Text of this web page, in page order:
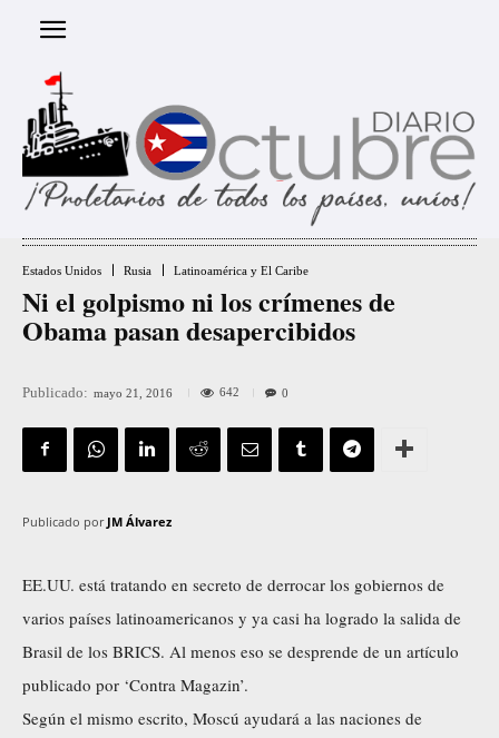
Estados Unidos Rusia Latinoamérica y El Caribe
Ni el golpismo ni los crímenes de
Obama pasan desapercibidos
Publicado: mayo 21, 2016 642 0
Publicado por JM Álvarez
EE.UU. está tratando en secreto de derrocar los gobiernos de
varios países latinoamericanos y ya casi ha logrado la salida de
Brasil de los BRICS. Al menos eso se desprende de un artículo
publicado por ‘Contra Magazin’.
Según el mismo escrito, Moscú ayudará a las naciones de